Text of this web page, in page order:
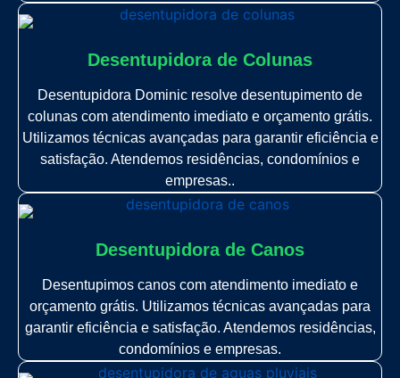
Desentupidora de Colunas
Desentupidora Dominic resolve desentupimento de
colunas com atendimento imediato e orçamento grátis.
Utilizamos técnicas avançadas para garantir eficiência e
satisfação. Atendemos residências, condomínios e
empresas..
Desentupidora de Canos
Desentupimos canos com atendimento imediato e
orçamento grátis. Utilizamos técnicas avançadas para
garantir eficiência e satisfação. Atendemos residências,
condomínios e empresas.